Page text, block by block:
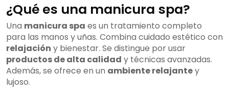
¿Qué es una manicura spa?
Una manicura spa es un tratamiento completo
para las manos y uñas. Combina cuidado estético con
relajación y bienestar. Se distingue por usar
productos de alta calidad y técnicas avanzadas.
Además, se ofrece en un ambiente relajantey
lujoso.